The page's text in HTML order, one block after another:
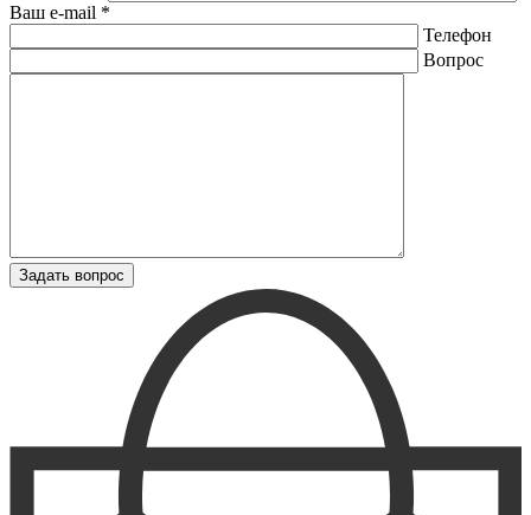
Ваш e-mail *
Телефон
Вопрос